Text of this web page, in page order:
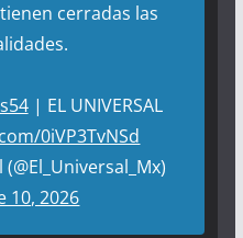
cerradas las
| EL UNIVERSAL
0iVP3TvNSd
10, 2026